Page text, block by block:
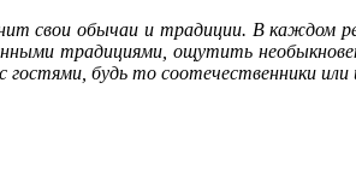
свои обычаи и традиции. В каждом
традициями, ощутить
гостями, будь то соотечественники